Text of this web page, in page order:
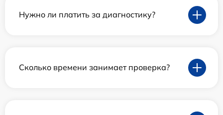
Нужно ли платить за диагностику?
Сколько времени занимает проверка?